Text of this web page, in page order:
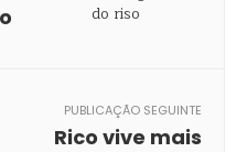
PUBLICAÇÃO SEGUINTE
Rico vive mais